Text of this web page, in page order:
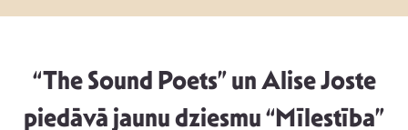
“The Sound Poets” un Alise Joste
piedāvā jaunu dziesmu “Mīlestība”